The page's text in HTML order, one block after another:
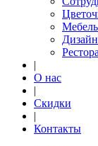
|
О нас
|
Скидки
|
Контакты